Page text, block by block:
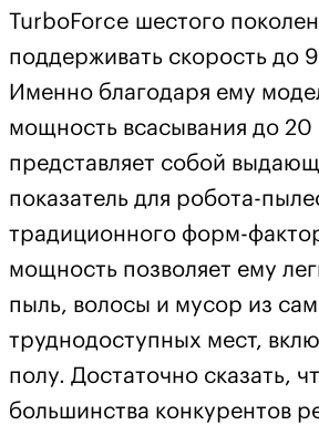
TurboForce шестого
поддерживать скорость до
Именно благодаря ему
мощность всасывания до
представляет собой
показатель для робота-
традиционного форм-
мощность позволяет ему
пыль, волосы и мусор из
труднодоступных мест,
полу. Достаточно сказать,
большинства конкурентов